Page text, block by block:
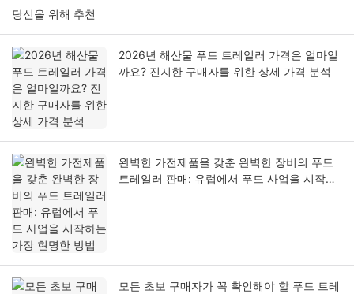
당신을 위해 추천
2026년 해산물 푸드 트레일러 가격은 얼마일
까요? 진지한 구매자를 위한 상세 가격 분석
완벽한 가전제품을 갖춘 완벽한 장비의 푸드
트레일러 판매: 유럽에서 푸드 사업을 시작하
모든 초보 구매자가 꼭 확인해야 할 푸드 트레